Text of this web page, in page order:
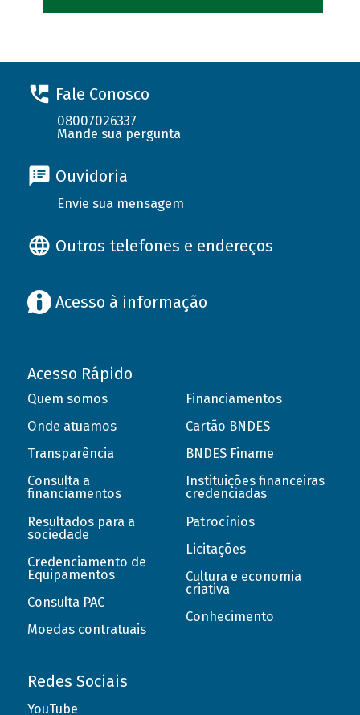
Fale Conosco
08007026337
Mande sua pergunta
Ouvidoria
Envie sua mensagem
Outros telefones e endereços
Acesso à informação
Acesso Rápido
Quem somos
Onde atuamos
Transparência
Consulta a
financiamentos
Resultados para a
sociedade
Credenciamento de
Equipamentos
Consulta PAC
Moedas contratuais
Financiamentos
Cartão BNDES
BNDES Finame
Instituições financeiras
credenciadas
Patrocínios
Licitações
Cultura e economia
criativa
Conhecimento
Redes Sociais
YouTube